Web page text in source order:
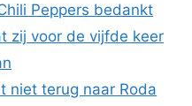
Peppers bedankt
zij voor de vijfde keer
niet terug naar Roda